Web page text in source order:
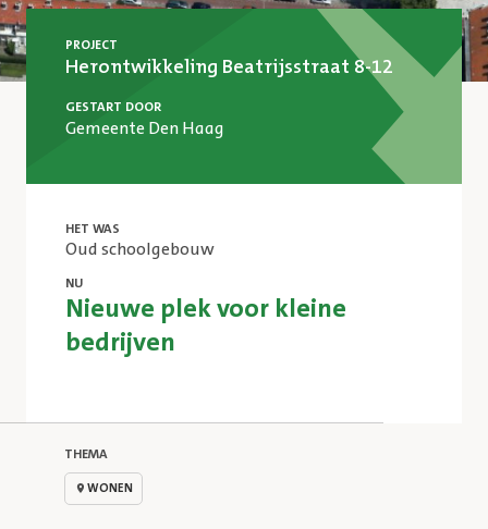
PROJECT
Herontwikkeling Beatrijsstraat 8-12
GESTART DOOR
Gemeente Den Haag
HET WAS
Oud schoolgebouw
NU
Nieuwe plek voor kleine
bedrijven
THEMA
WONEN